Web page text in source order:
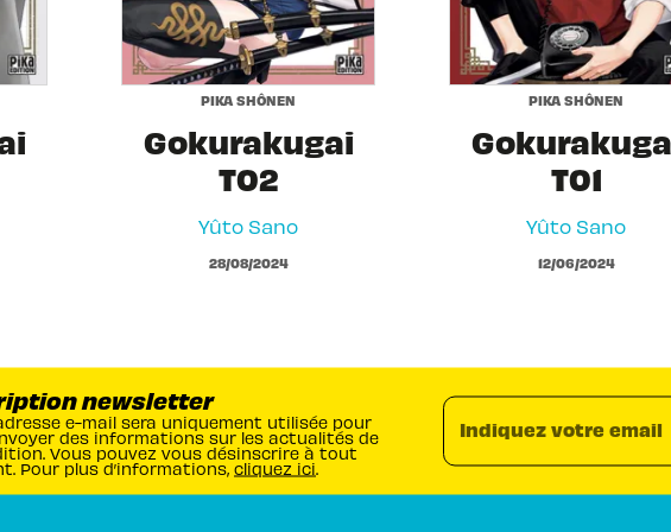
PIKA SHÔNEN
Gokurakugai
T02
Yûto Sano
28/08/2024
PIKA SHÔNEN
T01
Yûto Sano
12/06/2024
newsletter
e-mail sera uniquement utilisée pour
des informations sur les actualités de
Vous pouvez vous désinscrire à tout
Pour plus d’informations, cliquez ici.
Indiquez votre email